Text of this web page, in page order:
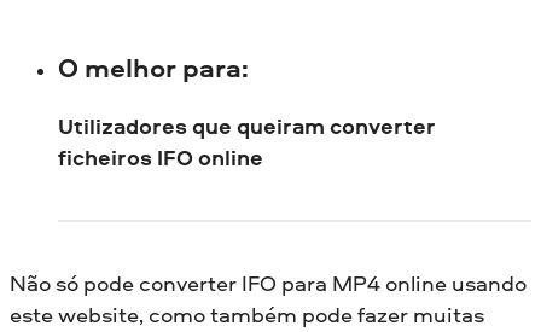
O melhor para:
Utilizadores que queiram converter
ficheiros IFO online
Não só pode converter IFO para MP4 online usando
este website, como também pode fazer muitas